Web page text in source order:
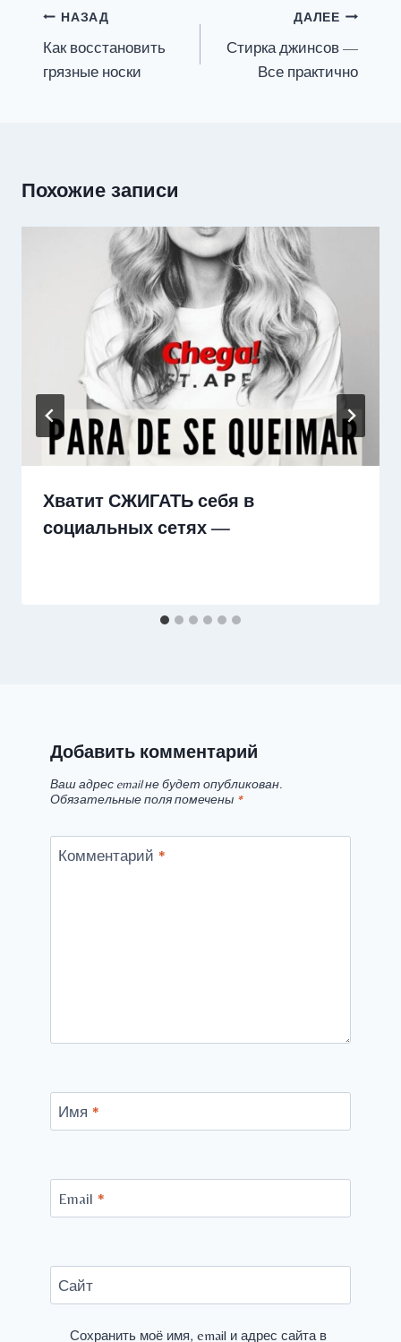
Навигация
по
записям
НАЗАД
Как восстановить
грязные носки
ДАЛЕЕ
Стирка джинсов —
Все практично
Похожие записи
Хватит СЖИГАТЬ себя в
социальных сетях —
Добавить комментарий
Ваш адрес email не будет опубликован.
Обязательные поля помечены *
Комментарий *
Имя *
Email *
Сайт
Сохранить моё имя, email и адрес сайта в